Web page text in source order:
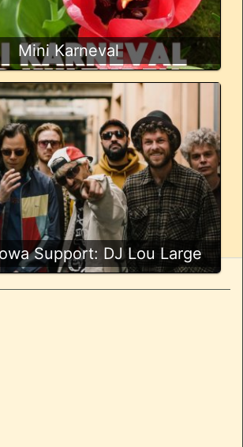
Mini Karneval
Support: DJ Lou Large